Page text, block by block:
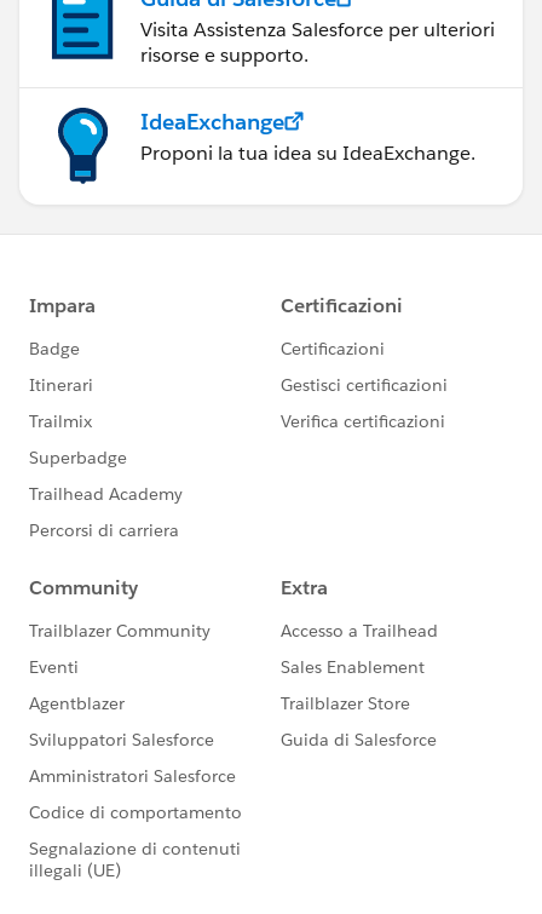
Visita Assistenza Salesforce per ulteriori
risorse e supporto.
IdeaExchange
Proponi la tua idea su IdeaExchange.